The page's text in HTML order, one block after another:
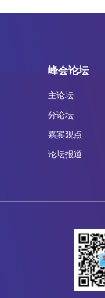
峰会论坛
主论坛
分论坛
嘉宾观点
论坛报道